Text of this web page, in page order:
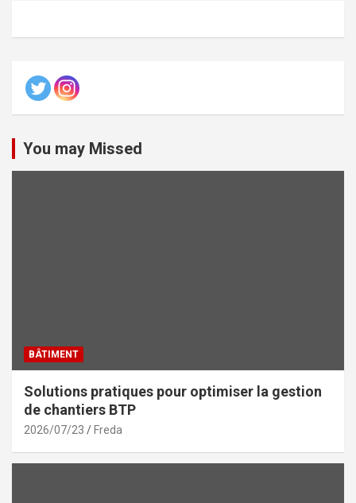
You may Missed
BÂTIMENT
Solutions pratiques pour optimiser la gestion
de chantiers BTP
2026/07/23 Freda